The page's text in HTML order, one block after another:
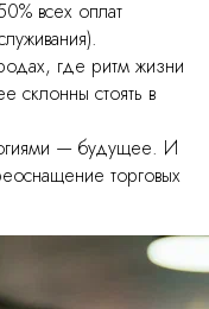
всех оплат
где ритм жизни
склонны стоять в
— будущее. И
торговых